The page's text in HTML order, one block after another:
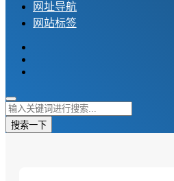
网址导航
网站标签
搜索一下